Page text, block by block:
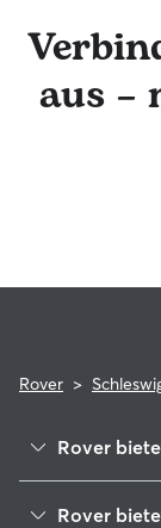
Updates
ist für dich
nehmen. Im
profitiert
tierärztliche
aus –
Rover >
Rover
Rover